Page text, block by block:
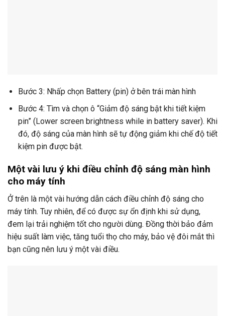
Bước 3: Nhấp chọn Battery (pin) ở bên trái màn hình
Bước 4: Tìm và chọn ô “Giảm độ sáng bật khi tiết kiệm
pin” (Lower screen brightness while in battery saver). Khi
đó, độ sáng của màn hình sẽ tự động giảm khi chế độ tiết
kiệm pin được bật.
Một vài lưu ý khi điều chỉnh độ sáng màn hình
cho máy tính
Ở trên là một vài hướng dẫn cách điều chỉnh độ sáng cho
máy tính. Tuy nhiên, để có được sự ổn định khi sử dụng,
đem lại trải nghiệm tốt cho người dùng. Đồng thời bảo đảm
hiệu suất làm việc, tăng tuổi thọ cho máy, bảo vệ đôi mắt thì
bạn cũng nên lưu ý một vài điều.